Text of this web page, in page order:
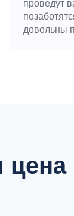
проведут
довольны
цена